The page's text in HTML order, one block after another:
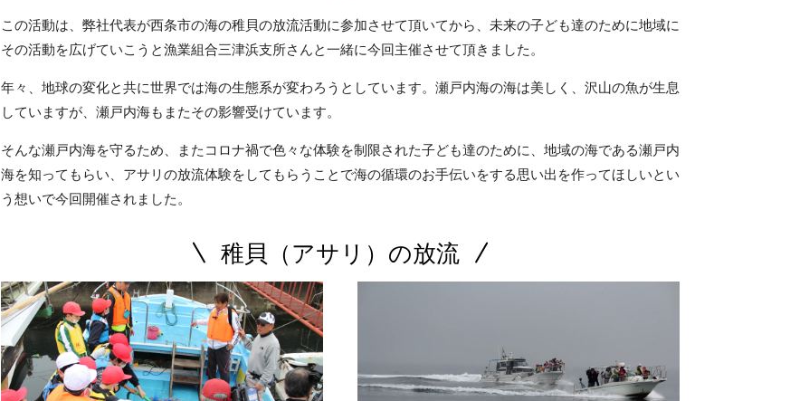
この活動は、弊社代表が西条市の海の稚貝の放流活動に参加させて頂いてから、未来の子ども達のために地域に
その活動を広げていこうと漁業組合三津浜支所さんと一緒に今回主催させて頂きました。
年々、地球の変化と共に世界では海の生態系が変わろうとしています。瀬戸内海の海は美しく、沢山の魚が生息
していますが、 瀬戸内海もまたその影響受けています。
そんな瀬戸内海を守るため、またコロナ禍で色々な体験を制限された子ども達のために、地域の海である瀬戸内
海を知ってもらい、アサリの放流体験をしてもらうことで海の循環のお手伝いをする思い出を作ってほしいとい
う想いで今回開催されました。
稚貝（アサリ）の放流